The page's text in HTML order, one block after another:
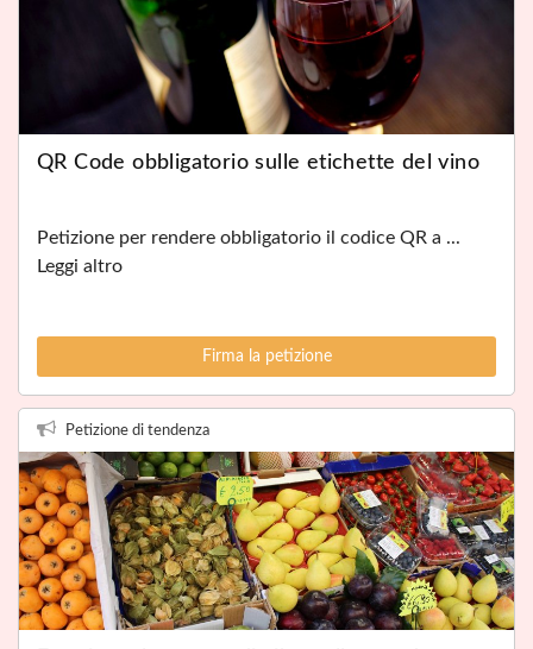
QR Code obbligatorio sulle etichette del vino
Petizione per rendere obbligatorio il codice QR a ...
Leggi altro
Firma la petizione
Petizione di tendenza